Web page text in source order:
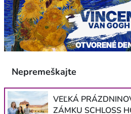
Nepremeškajte
VEĽKÁ
ZÁMKU SCHLOSS